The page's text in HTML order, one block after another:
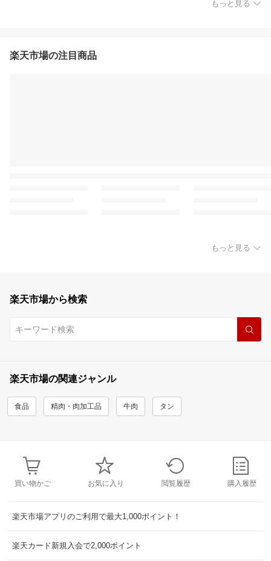
もっと見る
楽天市場の注目商品
もっと見る
楽天市場から検索
楽天市場の関連ジャンル
食品 精肉・肉加工品 牛肉 タン
買い物かご お気に入り 閲覧履歴 購入履歴
楽天市場アプリのご利用で最大1,000ポイント！
楽天カード新規入会で2,000ポイント